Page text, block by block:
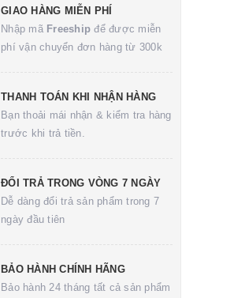
GIAO HÀNG MIỄN PHÍ
Nhập mã Freeship để được miễn
phí vận chuyển đơn hàng từ 300k
THANH TOÁN KHI NHẬN HÀNG
Bạn thoải mái nhận & kiểm tra hàng
trước khi trả tiền.
ĐỔI TRẢ TRONG VÒNG 7 NGÀY
Dễ dàng đổi trả sản phẩm trong 7
ngày đầu tiên
BẢO HÀNH CHÍNH HÃNG
Bảo hành 24 tháng tất cả sản phẩm